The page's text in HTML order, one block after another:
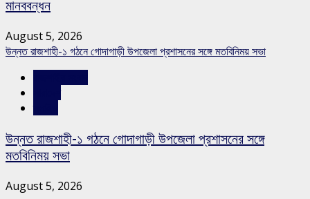
মানববন্ধন
August 5, 2026
উন্নত রাজশাহী-১ গঠনে গোদাগাড়ী উপজেলা প্রশাসনের সঙ্গে মতবিনিময় সভা
উন্নত রাজশাহী-১ গঠনে গোদাগাড়ী উপজেলা প্রশাসনের সঙ্গে
মতবিনিময় সভা
August 5, 2026